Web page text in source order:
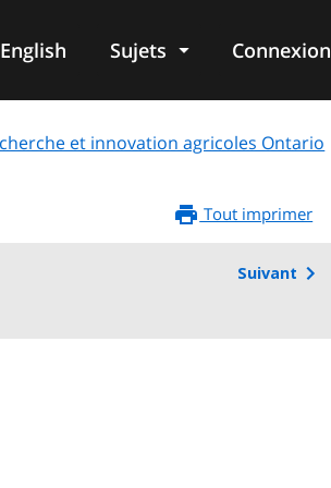
English Sujets Connexion
et innovation agricoles Ontario
Tout imprimer
Suivant